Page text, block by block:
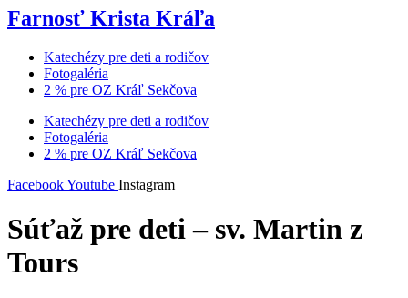
Farnosť Krista Kráľa
Katechézy pre deti a rodičov
Fotogaléria
2 % pre OZ Kráľ Sekčova
Katechézy pre deti a rodičov
Fotogaléria
2 % pre OZ Kráľ Sekčova
FacebookYoutube Instagram
Súťaž pre deti – sv. Martin z
Tours